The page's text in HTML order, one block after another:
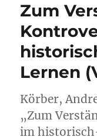
Zum
Lernen
Körber,
„Zum
im